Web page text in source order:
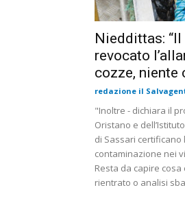
Nieddittas:
revocato
cozze, niente
redazione il
"Inoltre - dichiara il
Oristano e
di Sassari certificano
contaminazione nei
Resta da capire
rientrato o analisi